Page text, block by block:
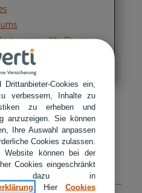
zur neuen Kfz-Steuer
Cookies ein,
verbessern, Inhalte zu
zu erheben und
anzuzeigen. Sie können
Ihre Auswahl anpassen
Cookies zulassen.
Website können bei der
Cookies eingeschränkt
dazu in
. Hier Cookies